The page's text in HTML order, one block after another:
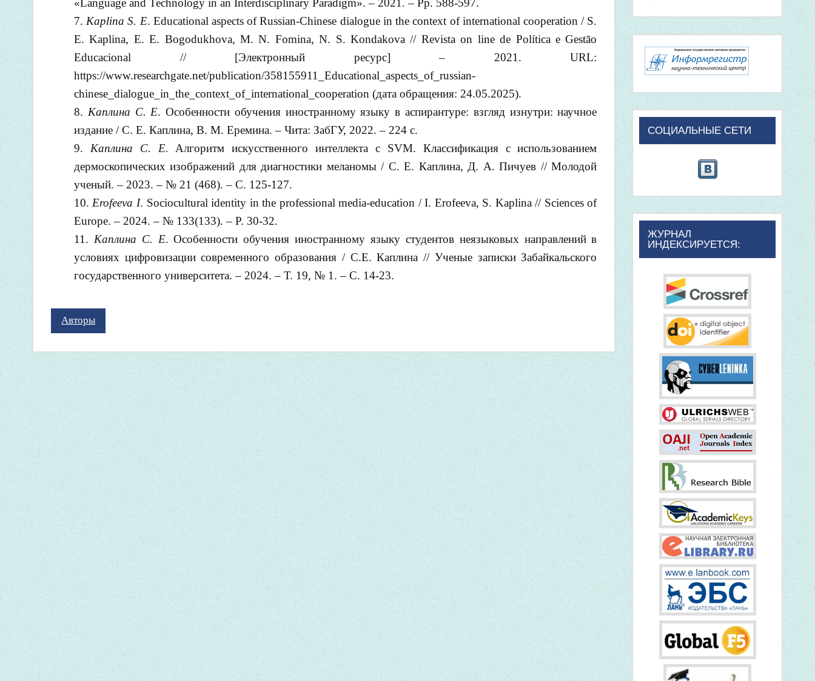
«Language and Technology in an Interdisciplinary Paradigm». – 2021. – Pp. 588-597.
Kaplina S. E. Educational aspects of Russian-Chinese dialogue in the context of international cooperation / S.
E. Kaplina, E. E. Bogodukhova, M. N. Fomina, N. S. Kondakova // Revista on line de Política e Gestão
Educacional // [Электронный ресурс] – 2021. URL:
https://www.researchgate.net/publication/358155911_Educational_aspects_of_russian-
chinese_dialogue_in_the_context_of_international_cooperation (дата обращения: 24.05.2025).
Каплина С. Е. Особенности обучения иностранному языку в аспирантуре: взгляд изнутри: научное
издание / С. Е. Каплина, В. М. Еремина. – Чита: ЗабГУ, 2022. – 224 с.
Каплина С. Е. Алгоритм искусственного интеллекта с SVM. Классификация с использованием
дермоскопических изображений для диагностики меланомы / С. Е. Каплина, Д. А. Пичуев // Молодой
ученый. – 2023. – № 21 (468). – С. 125-127.
Erofeeva I. Sociocultural identity in the professional media-education / I. Erofeeva, S. Kaplina // Sciences of
Europe. – 2024. – № 133(133). – P. 30-32.
Каплина С. Е. Особенности обучения иностранному языку студентов неязыковых направлений в
условиях цифровизации современного образования / С.Е. Каплина // Ученые записки Забайкальского
государственного университета. – 2024. – Т. 19, № 1. – С. 14-23.
Авторы
СОЦИАЛЬНЫЕ СЕТИ
ЖУРНАЛ
ИНДЕКСИРУЕТСЯ: